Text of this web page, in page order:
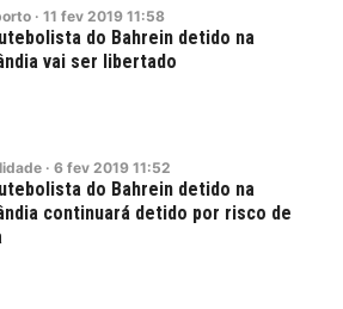
· 11 fev 2019 11:58
do Bahrein detido na
vai ser libertado
· 6 fev 2019 11:52
do Bahrein detido na
continuará detido por risco de